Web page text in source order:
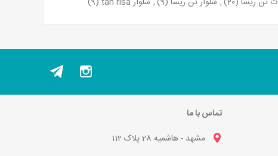
تماس با ما
مشهد - هاشمیه 28 پلاک 112